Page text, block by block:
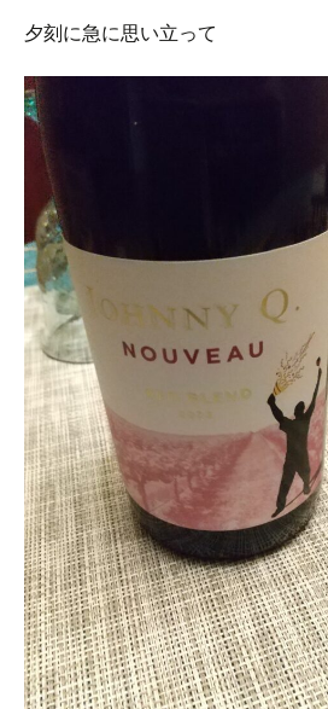
夕刻に急に思い立って